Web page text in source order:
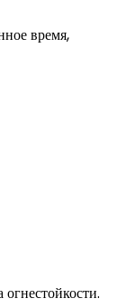
время,